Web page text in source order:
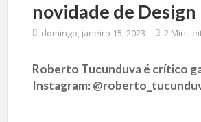
novidade de
domingo, janeiro 15, 2023 2 Min
Roberto Tucunduva é crítico
Instagram: